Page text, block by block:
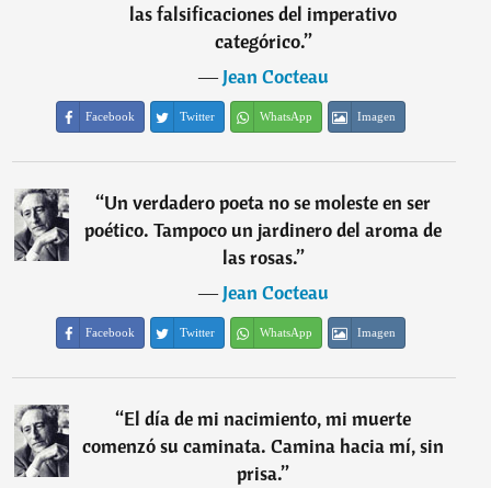
las falsificaciones del imperativo
categórico.”
―Jean Cocteau
Facebook Twitter WhatsApp Imagen
“Un verdadero poeta no se moleste en ser
poético. Tampoco un jardinero del aroma de
las rosas.”
―Jean Cocteau
Facebook Twitter WhatsApp Imagen
“El día de mi nacimiento, mi muerte
comenzó su caminata. Camina hacia mí, sin
prisa.”